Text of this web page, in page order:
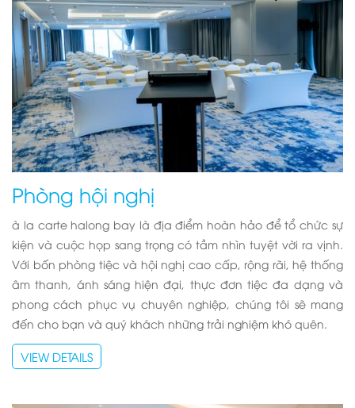
Phòng hội nghị
à la carte halong bay là địa điểm hoàn hảo để tổ chức sự
kiện và cuộc họp sang trọng có tầm nhìn tuyệt vời ra vịnh.
Với bốn phòng tiệc và hội nghị cao cấp, rộng rãi, hệ thống
âm thanh, ánh sáng hiện đại, thực đơn tiệc đa dạng và
phong cách phục vụ chuyên nghiệp, chúng tôi sẽ mang
đến cho bạn và quý khách những trải nghiệm khó quên.
VIEW DETAILS